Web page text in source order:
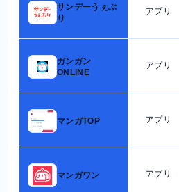
サンデーうぇぶ
り
アプリ
ガンガン
ONLINE
アプリ
マンガTOP アプリ
マンガワン アプリ